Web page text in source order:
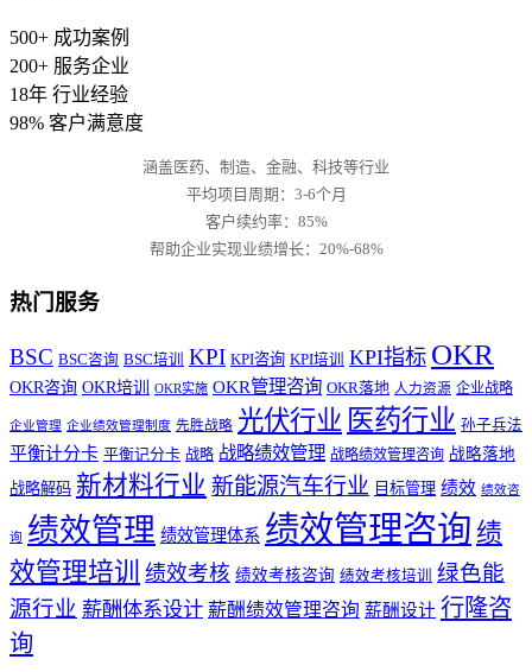
500+ 成功案例
200+ 服务企业
18年 行业经验
98% 客户满意度
涵盖医药、制造、金融、科技等行业
平均项目周期：3-6个月
客户续约率：85%
帮助企业实现业绩增长：20%-68%
热门服务
BSC BSC咨询 BSC培训 KPI KPI咨询 KPI培训 KPI指标 OKR
OKR咨询 OKR培训 OKR实施 OKR管理咨询 OKR落地 人力资源 企业战略
企业管理 企业绩效管理制度 先胜战略 光伏行业 医药行业 孙子兵法
平衡计分卡 平衡记分卡 战略 战略绩效管理 战略绩效管理咨询 战略落地
战略解码 新材料行业 新能源汽车行业 目标管理 绩效 绩效咨
询 绩效管理 绩效管理体系 绩效管理咨询 绩
效管理培训 绩效考核 绩效考核咨询 绩效考核培训
绿色能
源行业 薪酬体系设计 薪酬绩效管理咨询 薪酬设计 行隆咨
询